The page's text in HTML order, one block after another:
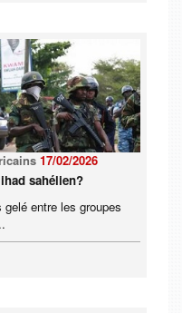
17/02/2026
sahélien?
entre les groupes